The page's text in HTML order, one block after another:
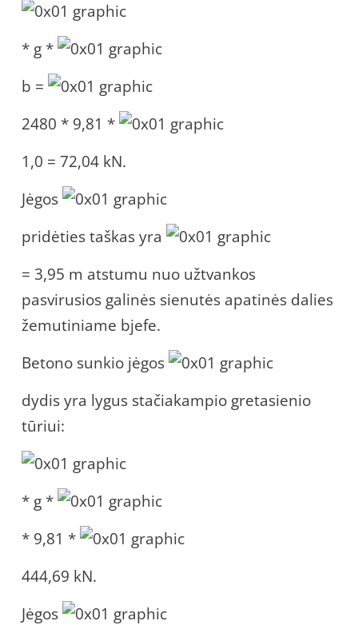
* g *
b =
2480 * 9,81 *
1,0 = 72,04 kN.
Jėgos
pridėties taškas yra
= 3,95 m atstumu nuo užtvankos
pasvirusios galinės sienutės apatinės dalies
žemutiniame bjefe.
Betono sunkio jėgos
dydis yra lygus stačiakampio gretasienio
tūriui:
* g *
* 9,81 *
444,69 kN.
Jėgos